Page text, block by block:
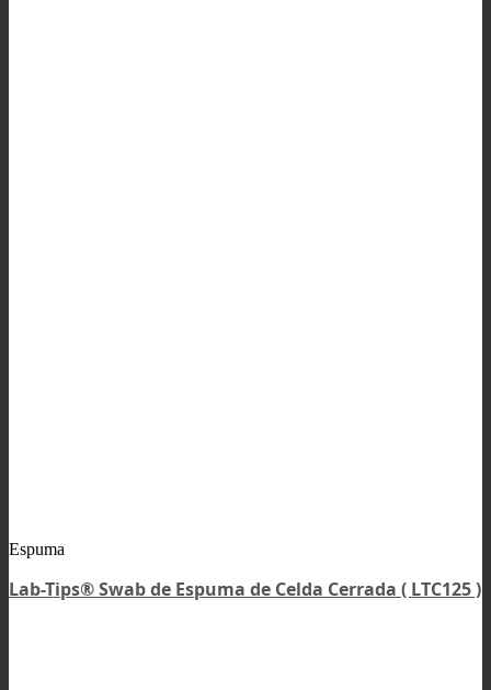
Espuma
Lab-Tips® Swab de Espuma de Celda Cerrada ( LTC125 )